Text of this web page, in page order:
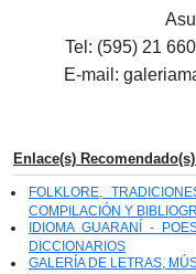
Tel: (595) 21
E-mail:
Enlace(s)
FOLKLORE,
COMPILACIÓN Y
IDIOMA GUARANÍ -
DICCIONARIOS
GALERÍA DE LETRAS,